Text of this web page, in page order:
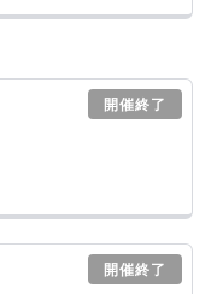
開催終了
開催終了